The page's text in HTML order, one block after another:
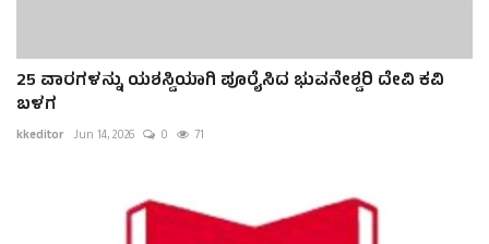
25 ವಾರಗಳನ್ನು ಯಶಸ್ವಿಯಾಗಿ ಪೂರೈಸಿದ ಭುವನೇಶ್ವರಿ ದೇವಿ ಕವಿ
ಬಳಗ
kkeditor Jun 14, 2026 0 71